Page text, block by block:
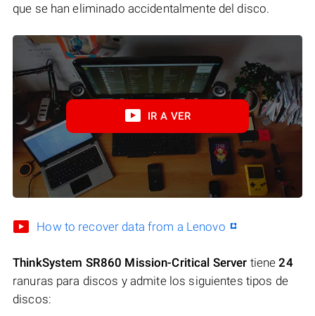
que se han eliminado accidentalmente del disco.
IR A VER
How to recover data from a Lenovo
ThinkSystem SR860 Mission-Critical Server tiene24
ranuras para discos y admite los siguientes tipos de
discos: